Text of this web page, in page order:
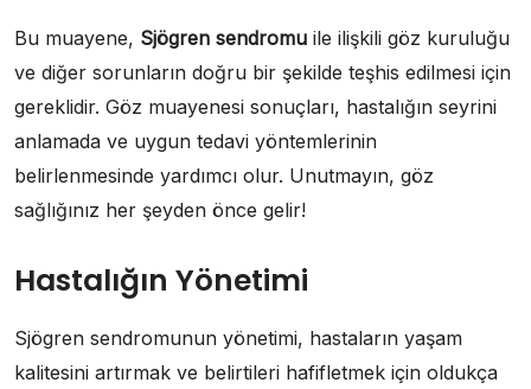
Bu muayene, Sjögren sendromu ile ilişkili göz kuruluğu
ve diğer sorunların doğru bir şekilde teşhis edilmesi için
gereklidir. Göz muayenesi sonuçları, hastalığın seyrini
anlamada ve uygun tedavi yöntemlerinin
belirlenmesinde yardımcı olur. Unutmayın, göz
sağlığınız her şeyden önce gelir!
Hastalığın Yönetimi
Sjögren sendromunun yönetimi, hastaların yaşam
kalitesini artırmak ve belirtileri hafifletmek için oldukça